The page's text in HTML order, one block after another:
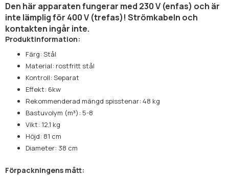
Den här apparaten fungerar med 230 V (enfas) och är
inte lämplig för 400 V (trefas)! Strömkabeln och
kontakten ingår inte.
Produktinformation:
Färg: Stål
Material: rostfritt stål
Kontroll: Separat
Effekt: 6kw
Rekommenderad mängd spisstenar: 48 kg
Bastuvolym (m³): 5-8
Vikt: 12,1 kg
Höjd: 81 cm
Diameter: 38 cm
Förpackningens mått: